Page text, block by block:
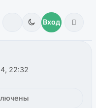
Вход
22:32